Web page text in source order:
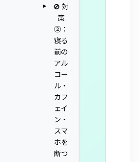
🚫 対
策
②：
寝る
前の
アル
コー
ル・
カフ
ェイ
ン・
スマ
ホを
断つ